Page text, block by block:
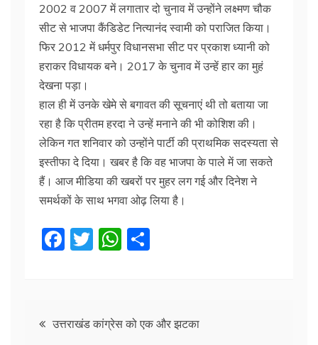
2002 व 2007 में लगातार दो चुनाव में उन्होंने लक्ष्मण चौक
सीट से भाजपा कैंडिडेट नित्यानंद स्वामी को पराजित किया।
फिर 2012 में धर्मपुर विधानसभा सीट पर प्रकाश ध्यानी को
हराकर विधायक बने। 2017 के चुनाव में उन्हें हार का मुहं
देखना पड़ा।
हाल ही में उनके खेमे से बगावत की सूचनाएं थी तो बताया जा
रहा है कि प्रीतम हरदा ने उन्हें मनाने की भी कोशिश की।
लेकिन गत शनिवार को उन्होंने पार्टी की प्राथमिक सदस्यता से
इस्तीफा दे दिया। खबर है कि वह भाजपा के पाले में जा सकते
हैं। आज मीडिया की खबरों पर मुहर लग गई और दिनेश ने
समर्थकों के साथ भगवा ओढ़ लिया है।
F
b
T
W
A
Postउत्तराखंड कांग्रेस को एक और झटका